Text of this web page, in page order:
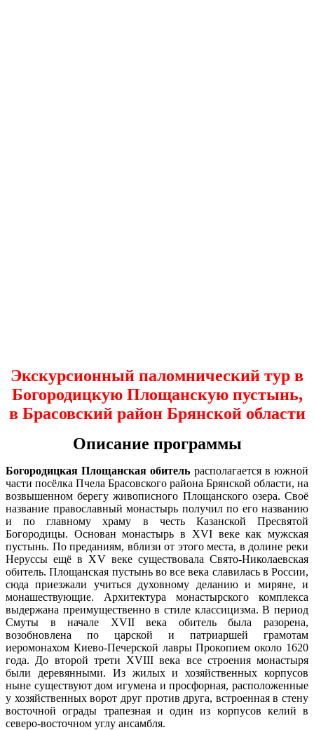
Экскурсионный паломнический тур в
Богородицкую Площанскую пустынь,
в Брасовский район Брянской области
Описание программы
Богородицкая Площанская обитель располагается вюжной
части посёлка Пчела Брасовского района Брянской области, на
возвышенном берегу живописного Площанского озера. Своё
название православный монастырь получил по его названию
и по главному храму в честь Казанской Пресвятой
Богородицы. Основан монастырь в ХVI веке как мужская
пустынь. По преданиям, вблизи от этого места, в долине реки
Неруссы ещё в XV веке существовала Свято-Николаевская
обитель. Площанская пустынь во все века славилась в России,
сюда приезжали учиться духовному деланию и миряне, и
монашествующие. Архитектура монастырского комплекса
выдержана преимущественно в стиле классицизма. В период
Смуты в начале ХVII века обитель была разорена,
возобновлена по царской и патриаршей грамотам
иеромонахом Киево-Печерской лавры Прокопием около 1620
года. До второй трети ХVIII века все строения монастыря
были деревянными. Из жилых и хозяйственных корпусов
ныне существуют дом игумена и просфорная, расположенные
у хозяйственных ворот друг против друга, встроенная в стену
восточной ограды трапезная и один из корпусов келий в
северо-восточном углу ансамбля.